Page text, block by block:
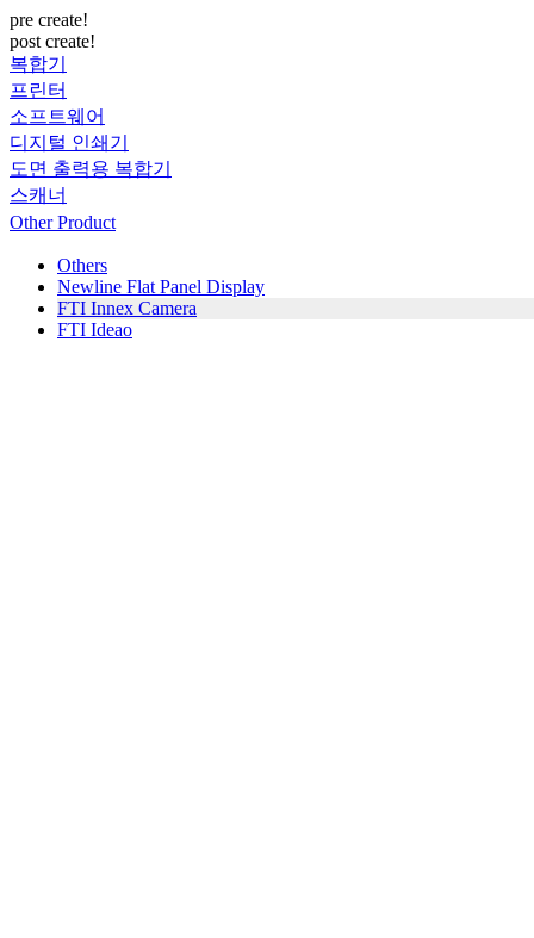
pre create!
post create!
복합기
프린터
소프트웨어
디지털 인쇄기
도면 출력용 복합기
스캐너
Other Product
Others
Newline Flat Panel Display
FTI Innex Camera
FTI Ideao